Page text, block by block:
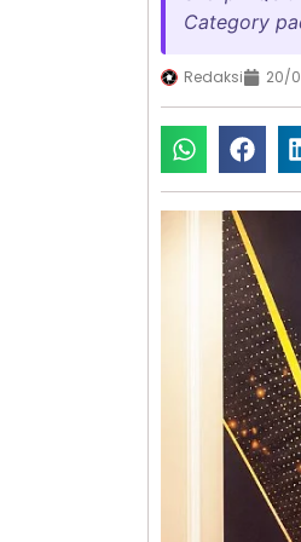
Category
Redaksi 20/